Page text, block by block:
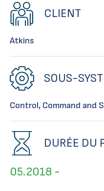
CLIENT
Atkins
SOUS-
Control, Command and
DURÉE DU
05.2018 -